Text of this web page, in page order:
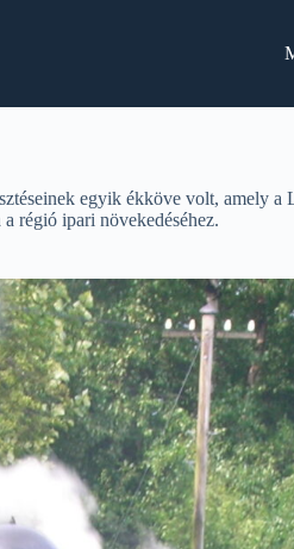
egyik ékköve volt, amely a
régió ipari növekedéséhez.